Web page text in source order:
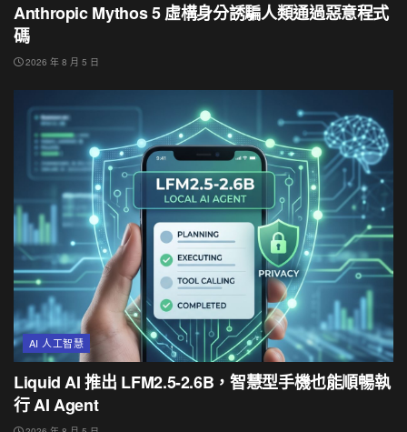
Anthropic Mythos 5 虛構身分誘騙人類通過惡意程式
碼
2026 年 8 月 5 日
AI 人工智慧
Liquid AI 推出 LFM2.5-2.6B，智慧型手機也能順暢執
行 AI Agent